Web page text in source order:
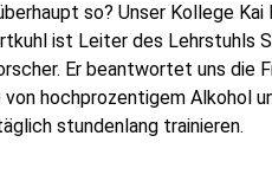
so? Unser Kollege
ist Leiter des Lehrstuhls
Er beantwortet uns die
von hochprozentigem Alkohol
stundenlang trainieren.